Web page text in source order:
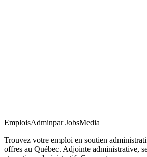
EmploisAdminpar JobsMedia
Trouvez votre emploi en soutien
offres au Québec. Adjointe administrative,